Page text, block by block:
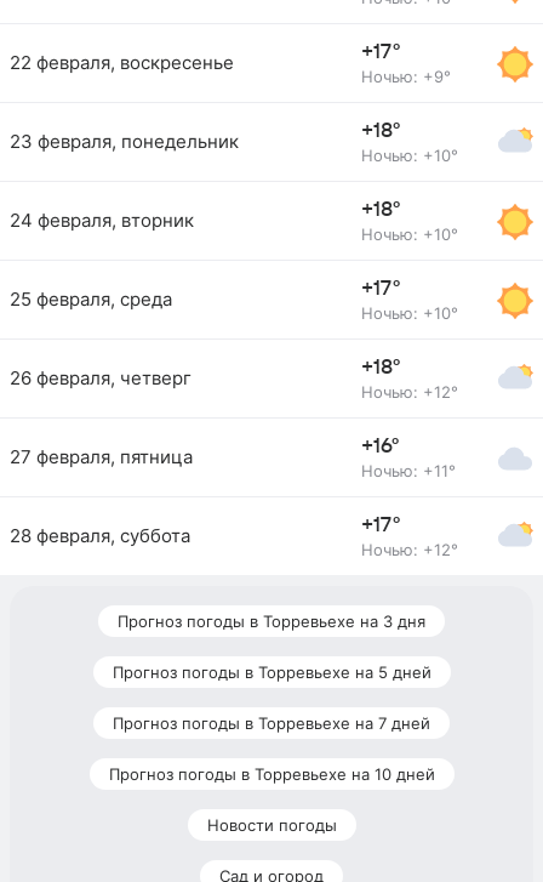
22 февраля, воскресенье +17°
Ночью: +9°
23 февраля, понедельник +18°
Ночью: +10°
24 февраля, вторник +18°
Ночью: +10°
25 февраля, среда +17°
Ночью: +10°
26 февраля, четверг +18°
Ночью: +12°
27 февраля, пятница +16°
Ночью: +11°
28 февраля, суббота +17°
Ночью: +12°
Прогноз погоды в Торревьехе на 3 дня
Прогноз погоды в Торревьехе на 5 дней
Прогноз погоды в Торревьехе на 7 дней
Прогноз погоды в Торревьехе на 10 дней
Новости погоды
Сад и огород